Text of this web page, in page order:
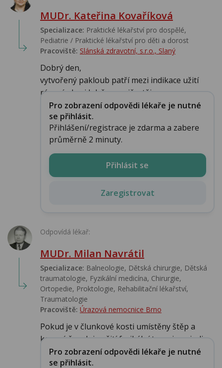
MUDr. Kateřina Kovaříková
Specializace: Praktické lékařství pro dospělé,
Pediatrie / Praktické lékařství pro děti a dorost
Pracoviště: Slánská zdravotní, s.r.o., Slaný
Dobrý den,
vytvořený pakloub patří mezi indikace užití
rázové vlny i když ne nejčastěj...
Pro zobrazení odpovědi lékaře je nutné
se přihlásit.
Přihlášení/registrace je zdarma a zabere
průměrně 2 minuty.
Přihlásit se
Zaregistrovat
Odpovídá lékař:
MUDr. Milan Navrátil
Specializace: Balneologie, Dětská chirurgie, Dětská
traumatologie, Fyzikální medicína, Chirurgie,
Ortopedie, Proktologie, Rehabilitační lékařství‎,
Traumatologie
Pracoviště: Úrazová nemocnice Brno
Pokud je v člunkové kosti umístěny štěp a
kovový šroub je užití fyzikální terapie neindi...
Pro zobrazení odpovědi lékaře je nutné
se přihlásit.